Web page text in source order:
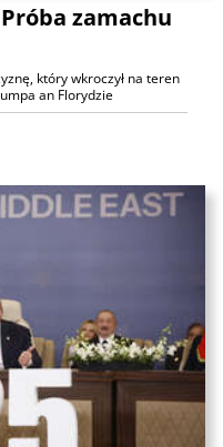
zamachu
który wkroczył na teren
an Florydzie